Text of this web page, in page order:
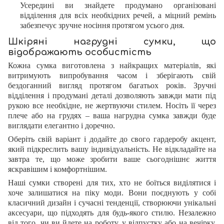
Усередині ви знайдете продумано організовані
відділення для всіх необхідних речей, а міцний ремінь
забезпечує зручне носіння протягом усього дня.
Шкіряні нагрудні сумки, що
відображають особистість
Кожна сумка виготовлена з найкращих матеріалів, які
витримують випробування часом і зберігають свій
бездоганний вигляд протягом багатьох років. Зручні
відділення і продумані деталі дозволяють завжди мати під
рукою все необхідне, не жертвуючи стилем. Носіть її через
плече або на грудях – ваша нагрудна сумка завжди буде
виглядати елегантно і доречно.
Оберіть свій варіант і додайте до свого гардеробу акцент,
який підкреслить вашу індивідуальність. Не відкладайте на
завтра те, що може зробити ваше сьогоднішнє життя
яскравішим і комфортнішим.
Наші сумки створені для тих, хто не боїться виділятися і
хоче залишатися на піку моди. Вони поєднують у собі
класичний дизайн і сучасні тенденції, створюючи унікальні
аксесуари, що підходять для будь-якого стилю. Незалежно